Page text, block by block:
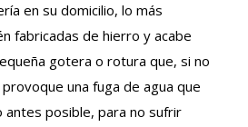
en su domicilio, lo más
fabricadas de hierro y acabe
gotera o rotura que, si no
una fuga de agua que
posible, para no sufrir